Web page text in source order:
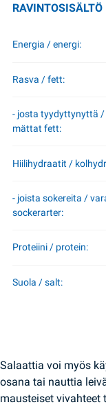
RAVINTOSISÄLTÖ
Energia / energi:
Rasva / fett:
- josta tyydyttynyttä /
mättat fett:
Hiilihydraatit /
- joista sokereita /
sockerarter:
Proteiini / protein:
Suola / salt:
Salaattia voi myös
osana tai nauttia
mausteiset vivahteet